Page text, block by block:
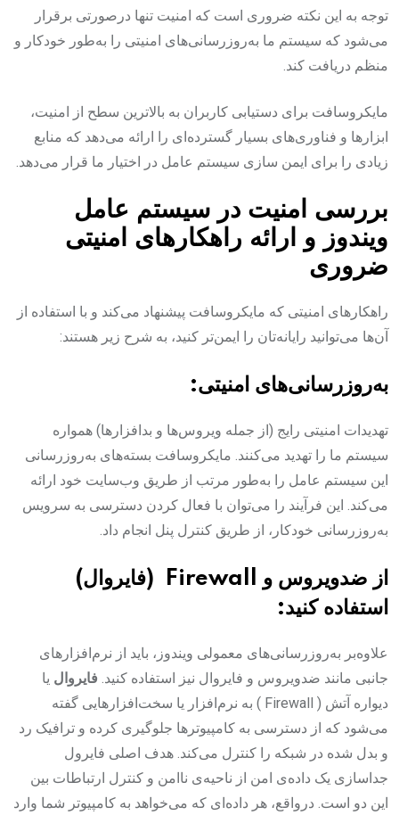
توجه به این نکته ضروری است که امنیت تنها درصورتی برقرار
می‌شود که سیستم ما به‌روزرسانی‌های امنیتی را به‌طور خودکار و
منظم دریافت کند.
مایکروسافت برای دستیابی کاربران به بالاترین سطح از امنیت،
ابزارها و فناوری‌های بسیار گسترده‌ای را ارائه می‌دهد که منابع
زیادی را برای ایمن سازی سیستم عامل در اختیار ما قرار می‌دهد.
بررسی امنیت در سیستم عامل
ویندوز و ارائه راهکارهای امنیتی
ضروری
راهکارهای امنیتی که مایکروسافت پیشنهاد می‌کند و با استفاده از
آن‌ها می‌توانید رایانه‌تان را ایمن‌تر کنید، به شرح زیر هستند:
به‌روزرسانی‌های امنیتی:
تهدیدات امنیتی رایج (از جمله ویروس‌ها و بدافزارها) همواره
سیستم ما را تهدید می‌کنند. مایکروسافت بسته‌های به‌روزرسانی
این سیستم عامل را به‌طور مرتب از طریق وب‌سایت خود ارائه
می‌کند. این فرآیند را می‌توان با فعال کردن دسترسی به سرویس
به‌روزرسانی خودکار، از طریق کنترل پنل انجام داد.
از ضدویروس و Firewall (فایروال)
استفاده کنید:
علاوه‌بر به‌روزرسانی‌های معمولی ویندوز، باید از نرم‌افزارهای
جانبی مانند ضدویروس و فایروال نیز استفاده کنید. فایروال یا
دیواره آتش ( Firewall ) به نرم‌افزار یا سخت‌افزارهایی گفته
می‌شود که از دسترسی به کامپیوترها جلوگیری کرده و ترافیک رد
و بدل شده در شبکه را کنترل می‌کند. هدف اصلی فایرول
جداسازی یک داده‌ی امن از ناحیه‌ی ناامن و کنترل ارتباطات بین
این دو است. درواقع، هر داده‌ای که می‌خواهد به کامپیوتر شما وارد